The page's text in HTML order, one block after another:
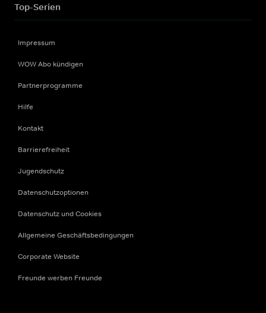
Top-Serien
Impressum
WOW Abo kündigen
Partnerprogramme
Hilfe
Kontakt
Barrierefreiheit
Jugendschutz
Datenschutzoptionen
Datenschutz und Cookies
Allgemeine Geschäftsbedingungen
Corporate Website
Freunde werben Freunde